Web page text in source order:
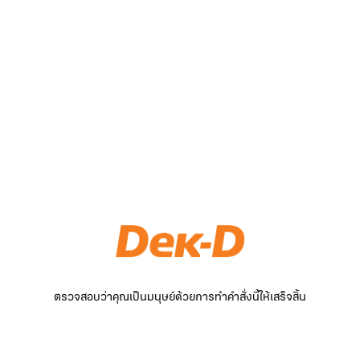
ตรวจสอบว่าคุณเป็นมนุษย์ด้วยการทำคำสั่งนี้ให้เสร็จสิ้น